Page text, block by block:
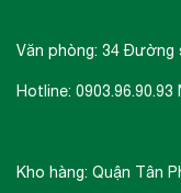
Văn phòng: 34
Hotline: 0903.96.90.93
Kho hàng: Quận Tân